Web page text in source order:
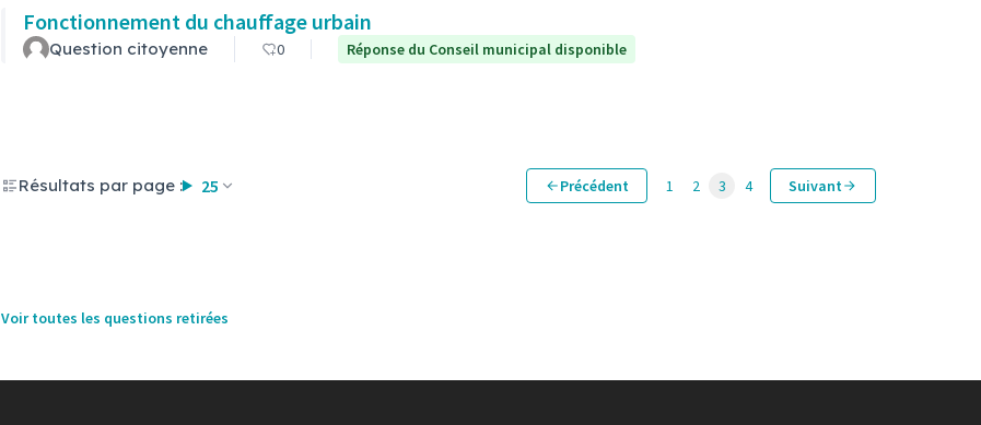
Fonctionnement du chauffage urbain
Question citoyenne 0 Réponse du Conseil municipal disponible
Résultats par page : 25 Précédent 1 2 3 4 Suivant
Voir toutes les questions retirées